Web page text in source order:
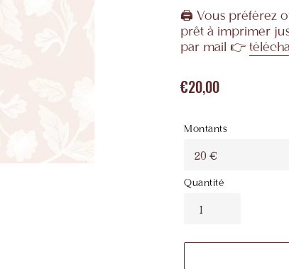
🖨️ Vous préférez
prêt à imprimer
par mail 👉
Prix
€20,00
Montants
Quantité